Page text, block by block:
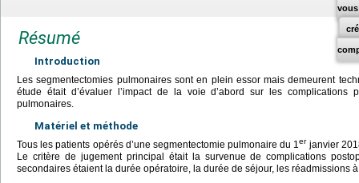
vous
Résumé
Introduction
Les segmentectomies pulmonaires sont en plein essor mais demeurent
étude était d’évaluer l’impact de la voie d’abord sur les complications
pulmonaires.
Matériel et méthode
Tous les patients opérés d’une segmentectomie pulmonaire du 1erjanvier
Le critère de jugement principal était la survenue de complications
secondaires étaient la durée opératoire, la durée de séjour, les réadmissions